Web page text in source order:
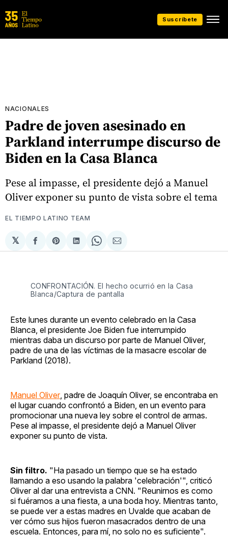
Suscríbete
NACIONALES
Padre de joven asesinado en
Parkland interrumpe discurso de
Biden en la Casa Blanca
Pese al impasse, el presidente dejó a Manuel
Oliver exponer su punto de vista sobre el tema
EL TIEMPO LATINO TEAM
𝕏
Compartir
en
Share
on
Compartir
en
Share
on
Compartir
via
CONFRONTACIÓN. El hecho ocurrió en la Casa
Blanca/Captura de pantalla
Este lunes durante un evento celebrado en la Casa
Blanca, el presidente Joe Biden fue interrumpido
mientras daba un discurso por parte de Manuel Oliver,
padre de una de las víctimas de la masacre escolar de
Parkland (2018).
Manuel Oliver, padre de Joaquín Oliver, se encontraba en
el lugar cuando confrontó a Biden, en un evento para
promocionar una nueva ley sobre el control de armas.
Pese al impasse, el presidente dejó a Manuel Oliver
exponer su punto de vista.
Sin filtro. "Ha pasado un tiempo que se ha estado
llamando a eso usando la palabra 'celebración'", criticó
Oliver al dar una entrevista a CNN. "Reunirnos es como
si fuéramos a una fiesta, a una boda hoy. Mientras tanto,
se puede ver a estas madres en Uvalde que acaban de
ver cómo sus hijos fueron masacrados dentro de una
escuela. Entonces, para mí, no solo no es suficiente".